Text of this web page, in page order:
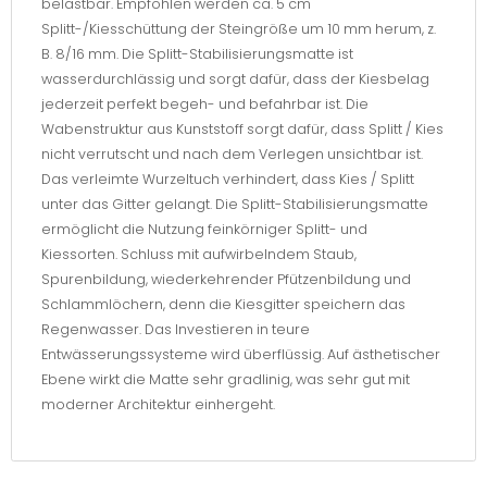
belastbar. Empfohlen werden ca. 5 cm
Splitt-/Kiesschüttung der Steingröße um 10 mm herum, z.
B. 8/16 mm. Die Splitt-Stabilisierungsmatte ist
wasserdurchlässig und sorgt dafür, dass der Kiesbelag
jederzeit perfekt begeh- und befahrbar ist. Die
Wabenstruktur aus Kunststoff sorgt dafür, dass Splitt / Kies
nicht verrutscht und nach dem Verlegen unsichtbar ist.
Das verleimte Wurzeltuch verhindert, dass Kies / Splitt
unter das Gitter gelangt. Die Splitt-Stabilisierungsmatte
ermöglicht die Nutzung feinkörniger Splitt- und
Kiessorten. Schluss mit aufwirbelndem Staub,
Spurenbildung, wiederkehrender Pfützenbildung und
Schlammlöchern, denn die Kiesgitter speichern das
Regenwasser. Das Investieren in teure
Entwässerungssysteme wird überflüssig. Auf ästhetischer
Ebene wirkt die Matte sehr gradlinig, was sehr gut mit
moderner Architektur einhergeht.